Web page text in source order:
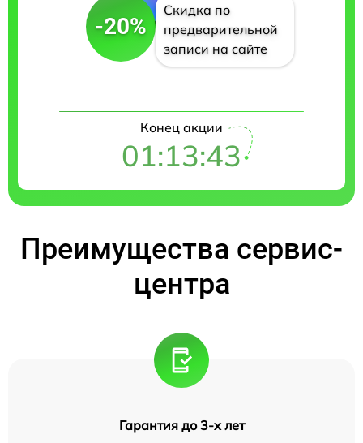
-20%
Скидка по
предварительной
записи на сайте
Конец акции
01:13:42
Преимущества сервис-
центра
Гарантия до 3-х лет